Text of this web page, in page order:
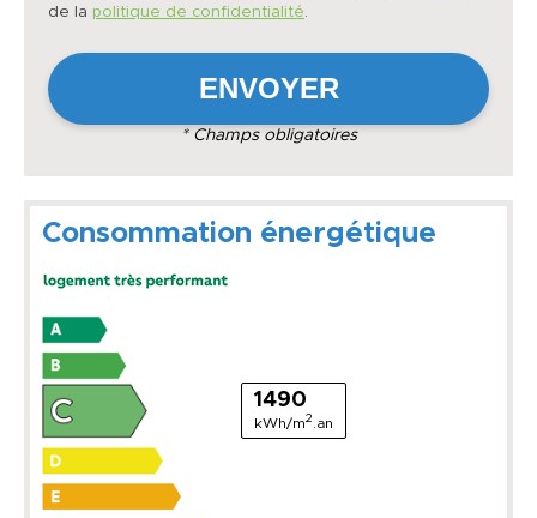
de la politique de confidentialité.
* Champs obligatoires
Consommation énergétique
1490
kWh/m2 .an